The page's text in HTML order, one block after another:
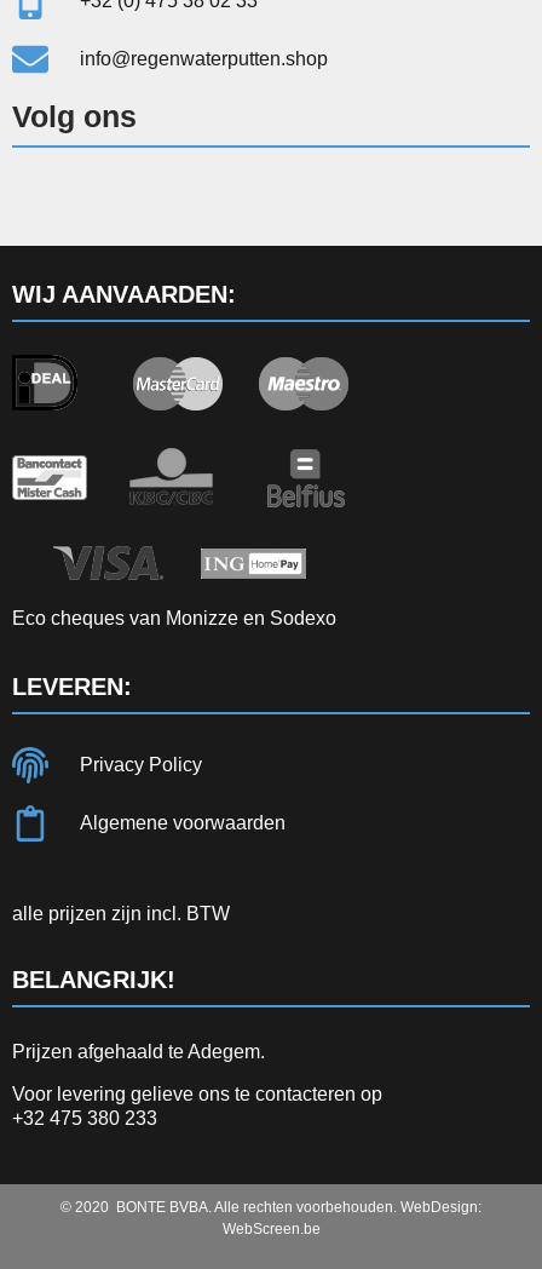
info@regenwaterputten.shop
Volg ons
WIJ AANVAARDEN:
Eco cheques van Monizze en Sodexo
LEVEREN:
Privacy Policy
Algemene voorwaarden
alle prijzen zijn incl. BTW
BELANGRIJK!
Prijzen afgehaald te Adegem.
Voor levering gelieve ons te contacteren op
+32 475 380 233
© 2020 BONTE BVBA. Alle rechten voorbehouden. WebDesign:
WebScreen.be